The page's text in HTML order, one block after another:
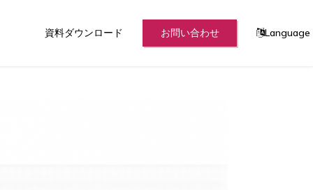
資料ダウンロード お問い合わせ Language